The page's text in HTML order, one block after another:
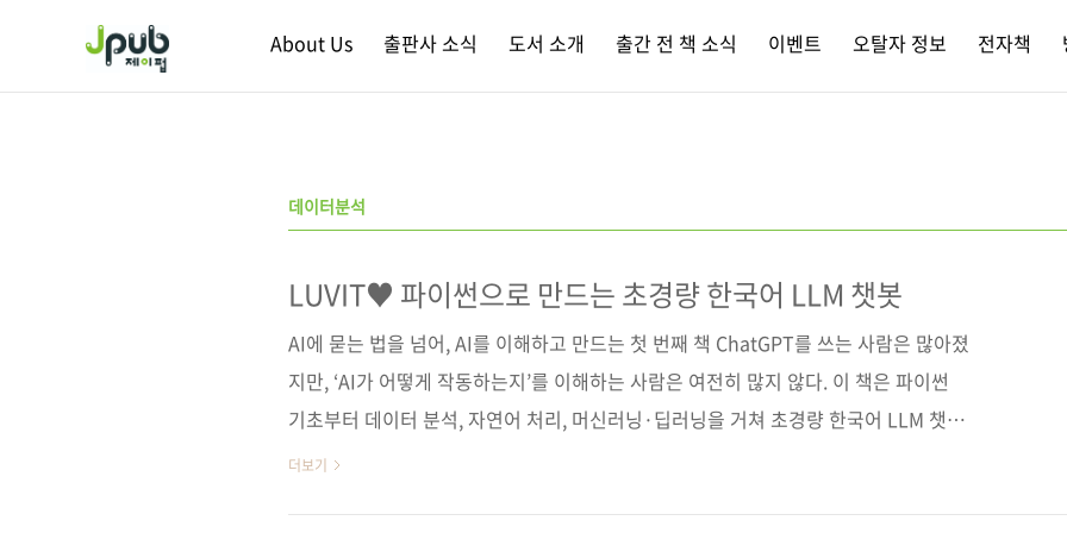
About Us 출판사 소식 도서 소개 출간 전 책 소식 이벤트 오탈자 정보 전자책
데이터분석
LUVIT♥ 파이썬으로 만드는 초경량 한국어 LLM 챗봇
AI에 묻는 법을 넘어, AI를 이해하고 만드는 첫 번째 책 ChatGPT를 쓰는 사람은 많아졌
지만, ‘AI가 어떻게 작동하는지’를 이해하는 사람은 여전히 많지 않다. 이 책은 파이썬
기초부터 데이터 분석, 자연어 처리, 머신러닝·딥러닝을 거쳐 초경량 한국어 LLM 챗봇
을 직접 만드는 실습까지 하나의 흐름으로 안내한다. 단순한 개념 설명에 그치지 않고,
더보기